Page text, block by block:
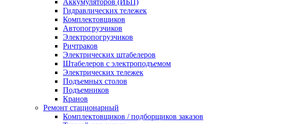
Аккумуляторов (ИБП)
Гидравлических тележек
Комплектовщиков
Автопогрузчиков
Электропогрузчиков
Ричтраков
Электрических штабелеров
Штабелеров с электроподъемом
Электрических тележек
Подъемных столов
Подъемников
Кранов
Ремонт стационарный
Комплектовщиков / подборщиков заказов